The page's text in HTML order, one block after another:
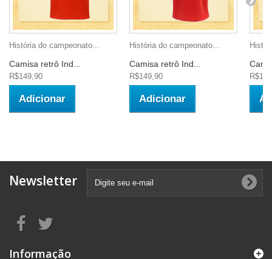
História do campeonato...
Camisa retrô Ind...
R$149,90
Adicionar
História do campeonato...
Camisa retrô Ind...
R$149,90
Adicionar
Newsletter
Informação